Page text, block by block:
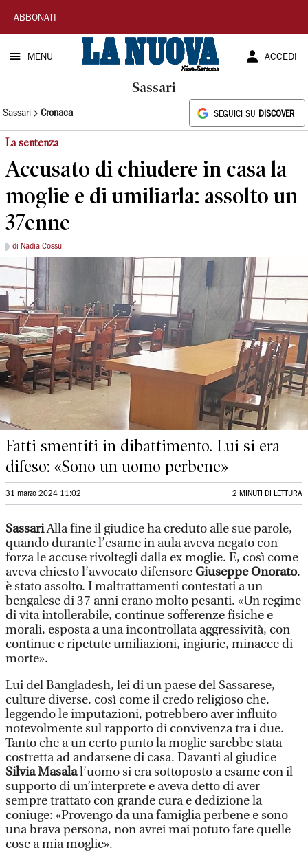
La
Nuova
Sardegna
ABBONATI
MENU ACCEDI
Sassari
Sassari Cronaca SEGUICI SU DISCOVER
La sentenza
Accusato di chiudere in casa la
moglie e di umiliarla: assolto un
37enne
di Nadia Cossu
Fatti smentiti in dibattimento. Lui si era
difeso: «Sono un uomo perbene»
31 marzo 2024 11:02 2 MINUTI DI LETTURA
SassariAlla fine il giudice ha creduto alle sue parole,
quando durante l’esame in aula aveva negato con
forza le accuse rivoltegli dalla ex moglie. E, così come
aveva chiesto l’avvocato difensoreGiuseppe Onorato,
è stato assolto. I maltrattamenti contestati a un
bengalese di 37 anni erano molto pesanti. «Un regime
di vita intollerabile, continue sofferenze fisiche e
morali, esposta a una incontrollata aggressività, con
continue e ripetute umiliazioni, ingiurie, minacce di
morte».
Lui del Bangladesh, lei di un paese del Sassarese,
culture diverse, così come il credo religioso che,
leggendo le imputazioni, potrebbero aver influito
notevolmente sul rapporto di convivenza tra i due.
Tanto che a un certo punto la moglie sarebbe stata
costretta ad andarsene di casa. Davanti al giudice
Silvia Masalal’uomo si era sottoposto a esame con il
supporto di un’interprete e aveva detto di aver
sempre trattato con grande cura e dedizione la
coniuge: «Provengo da una famiglia perbene e sono
una brava persona, non avrei mai potuto fare quelle
cose a mia moglie».